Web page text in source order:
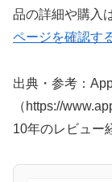
品の詳細や購入
ページを確認す
出典・参考：
（https://
10年のレビュー